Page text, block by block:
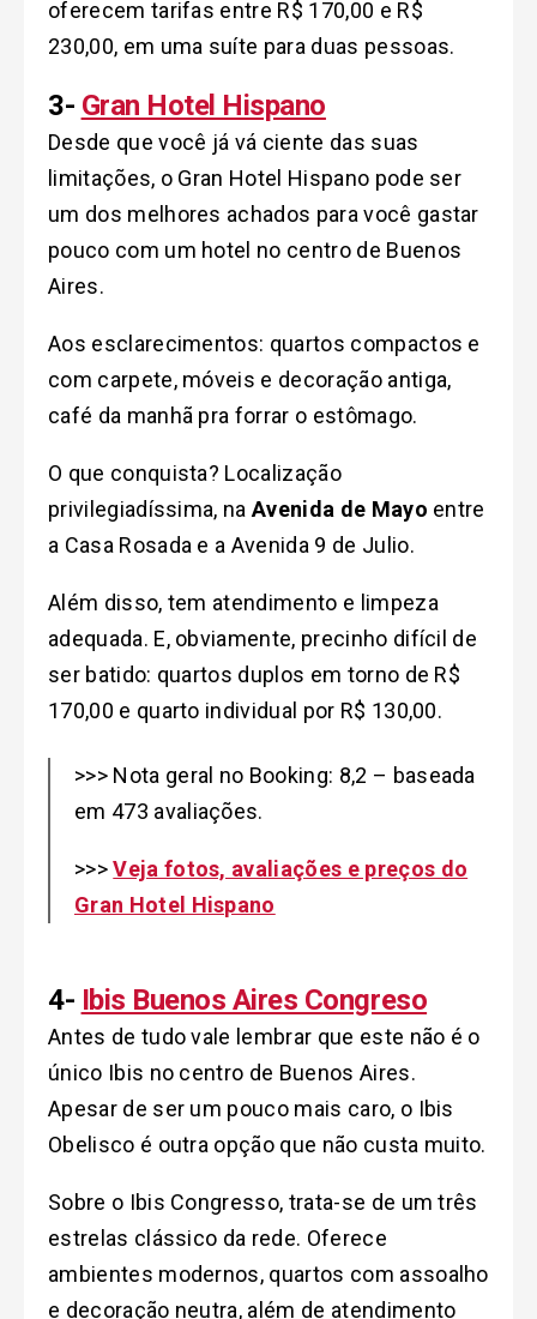
oferecem tarifas entre R$ 170,00 e R$
230,00, em uma suíte para duas pessoas.
3- Gran Hotel Hispano
Desde que você já vá ciente das suas
limitações, o Gran Hotel Hispano pode ser
um dos melhores achados para você gastar
pouco com um hotel no centro de Buenos
Aires.
Aos esclarecimentos: quartos compactos e
com carpete, móveis e decoração antiga,
café da manhã pra forrar o estômago.
O que conquista? Localização
privilegiadíssima, naAvenida de Mayo entre
a Casa Rosada e a Avenida 9 de Julio.
Além disso, tem atendimento e limpeza
adequada. E, obviamente, precinho difícil de
ser batido: quartos duplos em torno de R$
170,00 e quarto individual por R$ 130,00.
>>> Nota geral no Booking: 8,2 – baseada
em 473 avaliações.
>>>Veja fotos, avaliações e preços do
Gran Hotel Hispano
4- Ibis Buenos Aires Congreso
Antes de tudo vale lembrar que este não é o
único Ibis no centro de Buenos Aires.
Apesar de ser um pouco mais caro, o Ibis
Obelisco é outra opção que não custa muito.
Sobre o Ibis Congresso, trata-se de um três
estrelas clássico da rede. Oferece
ambientes modernos, quartos com assoalho
e decoração neutra, além de atendimento